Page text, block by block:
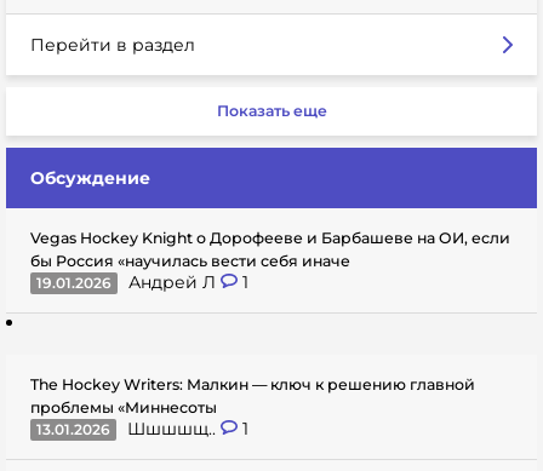
Перейти в раздел
Показать еще
Обсуждение
Vegas Hockey Knight о Дорофееве и Барбашеве на ОИ, если
бы Россия «научилась вести себя иначе
19.01.2026
Андрей Л 1
The Hockey Writers: Малкин — ключ к решению главной
проблемы «Миннесоты
13.01.2026
Шшшшщ.. 1